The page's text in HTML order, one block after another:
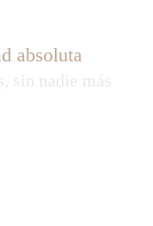
absoluta
sin nadie más